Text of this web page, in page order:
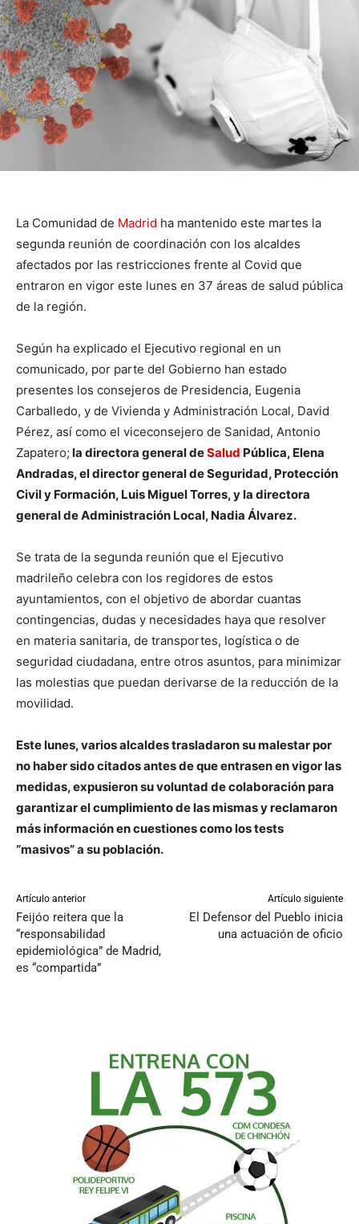
La Comunidad de Madrid ha mantenido este martes la
segunda reunión de coordinación con los alcaldes
afectados por las restricciones frente al Covid que
entraron en vigor este lunes en 37 áreas de salud pública
de la región.
Según ha explicado el Ejecutivo regional en un
comunicado, por parte del Gobierno han estado
presentes los consejeros de Presidencia, Eugenia
Carballedo, y de Vivienda y Administración Local, David
Pérez, así como el viceconsejero de Sanidad, Antonio
Zapatero; la directora general deSalud Pública, Elena
Andradas, el director general de Seguridad, Protección
Civil y Formación, Luis Miguel Torres, y la directora
general de Administración Local, Nadia Álvarez.
Se trata de la segunda reunión que el Ejecutivo
madrileño celebra con los regidores de estos
ayuntamientos, con el objetivo de abordar cuantas
contingencias, dudas y necesidades haya que resolver
en materia sanitaria, de transportes, logística o de
seguridad ciudadana, entre otros asuntos, para minimizar
las molestias que puedan derivarse de la reducción de la
movilidad.
Este lunes, varios alcaldes trasladaron su malestar por
no haber sido citados antes de que entrasen en vigor las
medidas, expusieron su voluntad de colaboración para
garantizar el cumplimiento de las mismas y reclamaron
más información en cuestiones como los tests
“masivos” a su población.
Artículo anterior
Feijóo reitera que la
“responsabilidad
epidemiológica” de Madrid,
es “compartida”
Artículo siguiente
El Defensor del Pueblo inicia
una actuación de oficio